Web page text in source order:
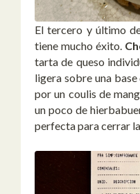
El tercero y último
tiene mucho éxito.
tarta de queso
ligera sobre una
por un coulis de
un poco de
perfecta para cerrar